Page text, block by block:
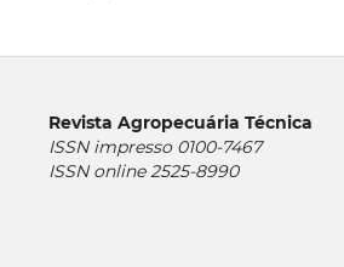
Revista Agropecuária Técnica
ISSN impresso 0100-7467
ISSN online 2525-8990